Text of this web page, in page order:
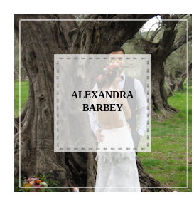
ALEXANDRA
BARBEY